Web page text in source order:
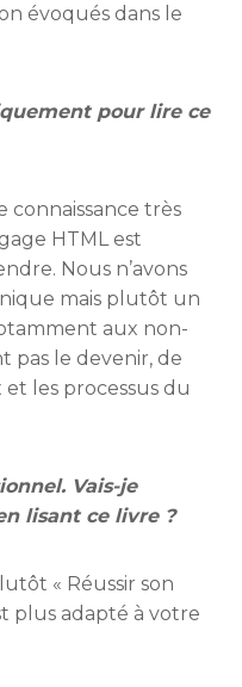
évoqués dans le
pour lire ce
connaissance très
HTML est
Nous n’avons
mais plutôt un
aux non-
pas le devenir, de
les processus du
Vais-je
lisant ce livre ?
« Réussir son
plus adapté à votre